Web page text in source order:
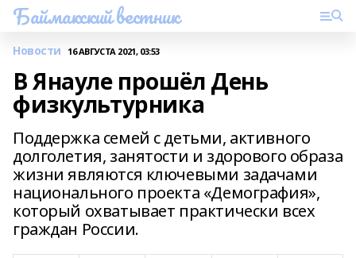
Баймакский вестник
Новости 16 АВГУСТА 2021, 03:53
В Янауле прошёл День
физкультурника
Поддержка семей с детьми, активного
долголетия, занятости и здорового образа
жизни являются ключевыми задачами
национального проекта «Демография»,
который охватывает практически всех
граждан России.